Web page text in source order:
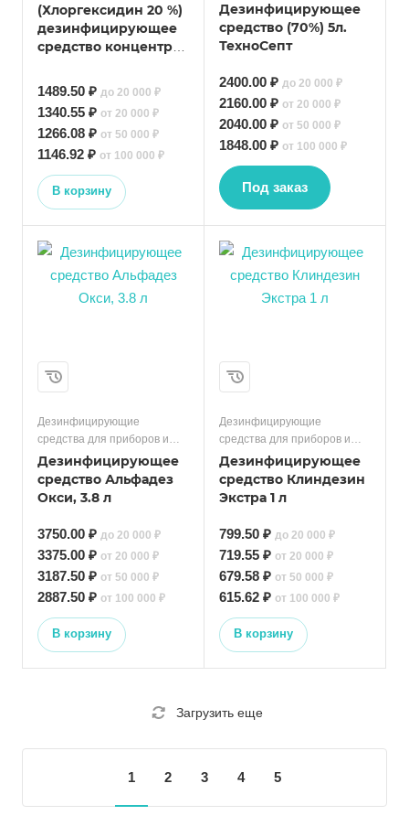
(Хлоргексидин 20 %)
дезинфицирующее
средство концентрат
1489.50 ₽ до 20 000 ₽
1340.55 ₽ от 20 000 ₽
1266.08 ₽ от 50 000 ₽
1146.92 ₽ от 100 000 ₽
В корзину
поверхностей
Дезинфицирующее
средство (70%) 5л.
ТехноСепт
2400.00 ₽ до 20 000 ₽
2160.00 ₽ от 20 000 ₽
2040.00 ₽ от 50 000 ₽
1848.00 ₽ от 100 000 ₽
Под заказ
Дезинфицирующие
средства для приборов и
поверхностей
Дезинфицирующее
средство Альфадез
Окси, 3.8 л
3750.00 ₽ до 20 000 ₽
3375.00 ₽ от 20 000 ₽
3187.50 ₽ от 50 000 ₽
2887.50 ₽ от 100 000 ₽
В корзину
Дезинфицирующие
средства для приборов и
поверхностей
Дезинфицирующее
средство Клиндезин
Экстра 1 л
799.50 ₽ до 20 000 ₽
719.55 ₽ от 20 000 ₽
679.58 ₽ от 50 000 ₽
615.62 ₽ от 100 000 ₽
В корзину
Загрузить еще
1 2 3 4 5